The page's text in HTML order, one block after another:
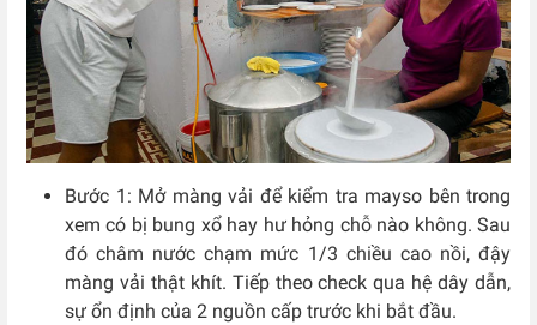
Bước 1: Mở màng vải để kiểm tra mayso bên trong
xem có bị bung xổ hay hư hỏng chỗ nào không. Sau
đó châm nước chạm mức 1/3 chiều cao nồi, đậy
màng vải thật khít. Tiếp theo check qua hệ dây dẫn,
sự ổn định của 2 nguồn cấp trước khi bắt đầu.